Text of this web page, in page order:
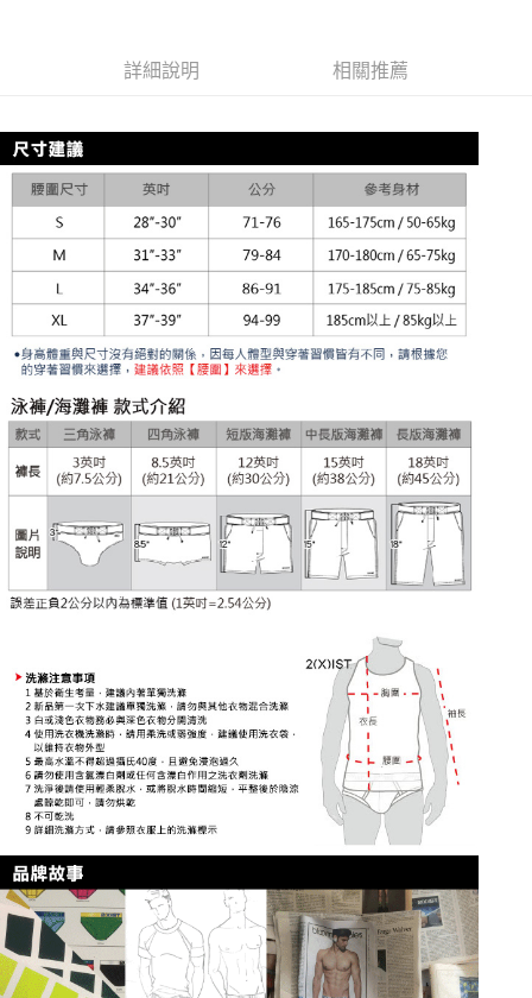
【「AFTEE先享後付」結帳流程】
２．訂單成立數日內，您將收到繳費通知簡訊。
３．收到繳費通知簡訊後14天內，點擊此簡訊中的連結，可透過四大超商／
ATM／網路銀行／等多元方式進行付款，方視為交易完成。
※ 請注意：結帳手續完成當下不需立刻繳費，但若您需要取消訂單，請聯絡
購買商品的店家。未經商家同意取消之訂單仍視為有效，需透過AFTEE先享
後付繳納相關費用。
※ 交易是否成功請以「AFTEE先享後付 」之結帳頁面顯示為準，若有關於
是否繳費成功／繳費後需取消欲退款等相關疑問，請聯繫「AFTEE先享後付
客戶支援中心」
https://netprotections.freshdesk.com/support/home
【注意事項】
１．透過由恩沛科技股份有限公司提供之「AFTEE先享後付」服務完成之交
易，需依本服務之必要範圍內提供個人資料，並將交易相關給付款項請求債
權轉讓予恩沛科技股份有限公司。
２．關於個人資料處理事宜，請瀏覽以下網址：
https://aftee.tw/terms/#terms3
３．未成年的使用者請事先徵得法定代理人或監護人之同意方可使用
「AFTEE先享後付」，若未經同意申辦者引起之損失，本公司不負相關責
任。
４．使用「AFTEE先享後付」時，將依據個別帳號之用戶狀況，依本公司即
時審查核予不同之上限額度；若仍有額度不足之情形，本公司將視審查結果
請求用戶進行身份認證。
５．嚴禁一人註冊多個帳號或使用他人資訊註冊。若發現惡意使用之情形，
恩沛科技股份有限公司將有權停止該用戶之使用額度並採取法律行動。
每筆NT$80，滿NT$1,200(含以上)免運費
每筆NT$80，滿NT$1,200(含以上)免運費
7-11取貨付款
每筆NT$80，滿NT$1,200(含以上)免運費
付款後7-11取貨
每筆NT$80，滿NT$1,200(含以上)免運費
宅配
每筆NT$85，滿NT$1,200(含以上)免運費
澎湖、金門、馬祖、小琉球、綠島、蘭嶼(郵局配送)
每筆NT$125
郵局快捷(隔天到貨，需先line@客服通知小編)
每筆NT$100
查看運費
詳細說明 相關推薦